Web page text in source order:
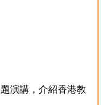
演講，介紹香港教